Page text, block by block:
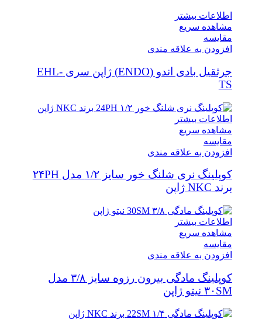
اطلاعات بیشتر
مشاهده سریع
مقایسه
افزودن به علاقه مندی
جرثقیل بادی اندو (ENDO) ژاپن سری EHL-
TS
اطلاعات بیشتر
مشاهده سریع
مقایسه
افزودن به علاقه مندی
کوپلینگ نری شلنگ خور سایز ۱/۲ مدل ۲۴PH
برند NKC ژاپن
اطلاعات بیشتر
مشاهده سریع
مقایسه
افزودن به علاقه مندی
کوپلینگ مادگی بیرون رزوه سایز ۳/۸ مدل
۳۰SM نیتو ژاپن